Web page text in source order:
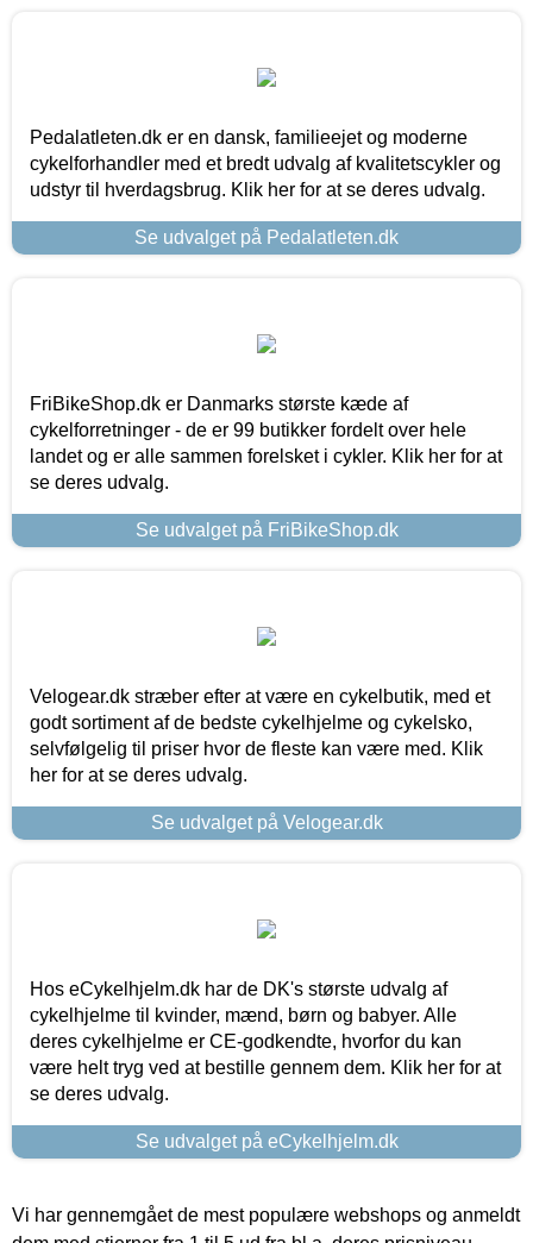
Pedalatleten.dk er en dansk, familieejet og moderne
cykelforhandler med et bredt udvalg af kvalitetscykler og
udstyr til hverdagsbrug. Klik her for at se deres udvalg.
Se udvalget på Pedalatleten.dk
FriBikeShop.dk er Danmarks største kæde af
cykelforretninger - de er 99 butikker fordelt over hele
landet og er alle sammen forelsket i cykler. Klik her for at
se deres udvalg.
Se udvalget på FriBikeShop.dk
Velogear.dk stræber efter at være en cykelbutik, med et
godt sortiment af de bedste cykelhjelme og cykelsko,
selvfølgelig til priser hvor de fleste kan være med. Klik
her for at se deres udvalg.
Se udvalget på Velogear.dk
Hos eCykelhjelm.dk har de DK's største udvalg af
cykelhjelme til kvinder, mænd, børn og babyer. Alle
deres cykelhjelme er CE-godkendte, hvorfor du kan
være helt tryg ved at bestille gennem dem. Klik her for at
se deres udvalg.
Se udvalget på eCykelhjelm.dk
Vi har gennemgået de mest populære webshops og anmeldt